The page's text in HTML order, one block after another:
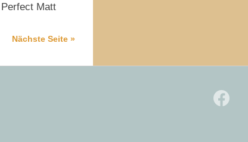
Matt
Nächste Seite »